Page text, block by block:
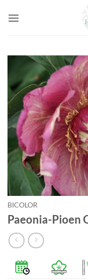
naar
BICOLOR
Paeonia-Pioen